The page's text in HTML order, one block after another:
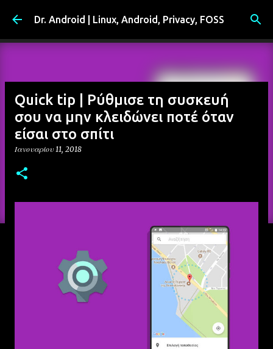
Μετάβαση στο κύριο περιεχόμενο
Dr. Android | Linux, Android, Privacy, FOSS
Quick tip | Ρύθμισε τη συσκευή
σου να μην κλειδώνει ποτέ όταν
είσαι στο σπίτι
Ιανουαρίου 11, 2018